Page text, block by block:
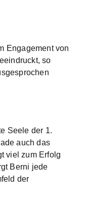
Engagement von
so
Seele der 1.
auch das
viel zum Erfolg
Berni jede
der